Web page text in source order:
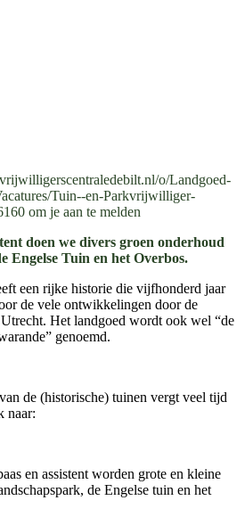
o/Landgoed-
Tuin--en-Parkvrijwilliger-
om je aan te melden
doen we divers groen onderhoud
Engelse Tuin en het Overbos.
een rijke historie die vijfhonderd jaar
de vele ontwikkelingen door de
Het landgoed wordt ook wel “de
genoemd.
de (historische) tuinen vergt veel tijd
naar:
en assistent worden grote en kleine
de Engelse tuin en het